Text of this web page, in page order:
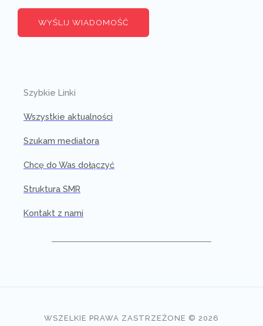
WYŚLIJ WIADOMOŚĆ
Szybkie Linki
Wszystkie aktualności
Szukam mediatora
Chcę do Was dołączyć
Struktura SMR
Kontakt z nami
WSZELKIE PRAWA ZASTRZEŻONE © 2026